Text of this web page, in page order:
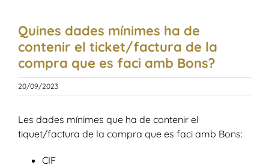
Preguntes freqüents
Llistat d’establiments adherits
Contacte
Quines dades mínimes ha de
contenir el ticket/factura de la
compra que es faci amb Bons?
20/09/2023
Les dades mínimes que ha de contenir el
tiquet/factura de la compra que es faci amb Bons:
CIF